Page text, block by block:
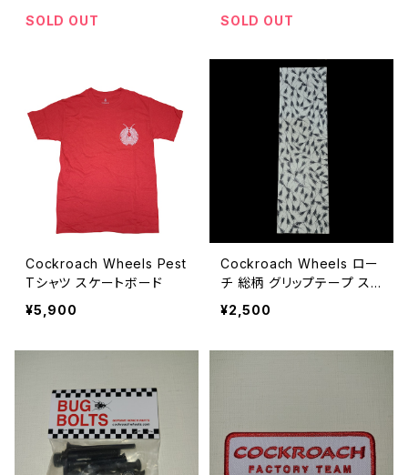
SOLD OUT
SOLD OUT
Cockroach Wheels Pest
Tシャツ スケートボード
¥5,900
Cockroach Wheels ロー
チ 総柄 グリップテープ ス
ケートボード
¥2,500